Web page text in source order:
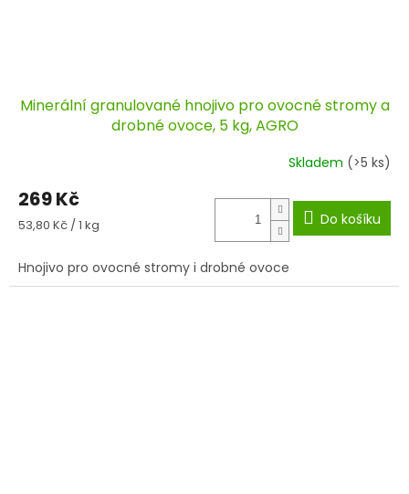
Minerální granulované hnojivo pro ovocné stromy a
drobné ovoce, 5 kg, AGRO
Skladem (>5 ks)
269 Kč
Měrná
53,80 Kč / 1 kg Do košíku
Hnojivo pro ovocné stromy i drobné ovoce